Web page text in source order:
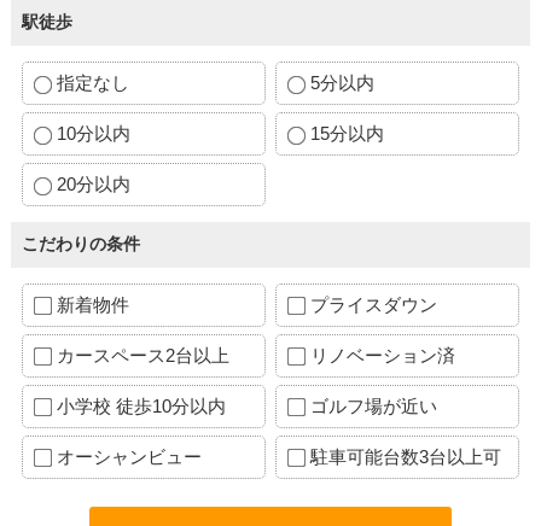
駅徒歩
指定なし 5分以内
10分以内 15分以内
20分以内
こだわりの条件
新着物件 プライスダウン
カースペース2台以上 リノベーション済
小学校 徒歩10分以内 ゴルフ場が近い
オーシャンビュー 駐車可能台数3台以上可